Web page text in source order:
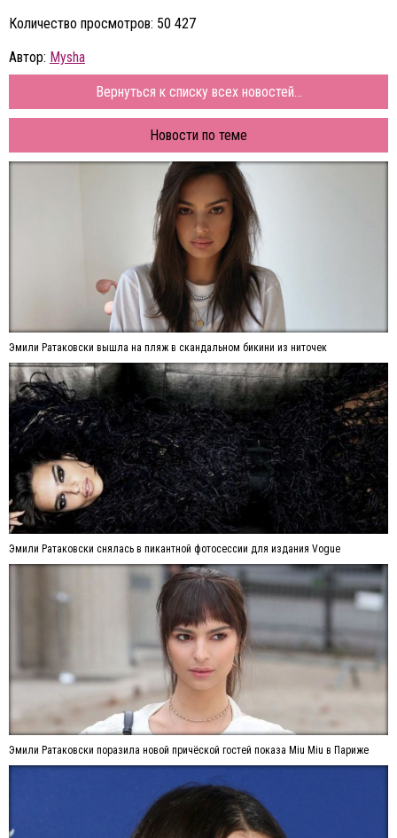
Количество просмотров: 50 427
Автор: Mysha
Вернуться к списку всех новостей...
Новости по теме
Эмили Ратаковски вышла на пляж в скандальном бикини из ниточек
Эмили Ратаковски снялась в пикантной фотосессии для издания Vogue
Эмили Ратаковски поразила новой причёской гостей показа Miu Miu в Париже